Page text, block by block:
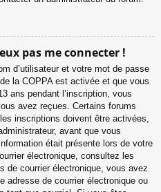
pas me connecter !
d’utilisateur et votre mot de passe
la COPPA est activée et que vous
ans pendant l’inscription, vous
avez reçues. Certains forums
inscriptions doivent être activées,
avant que vous
était présente lors de votre
électronique, consultez les
de courrier électronique, vous avez
adresse de courrier électronique ou